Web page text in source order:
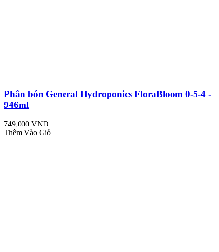
Phân bón General Hydroponics FloraBloom 0-5-4 -
946ml
749,000 VND
Thêm Vào Giỏ